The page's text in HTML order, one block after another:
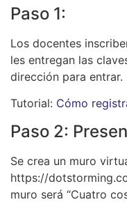
Paso 1:
Los docentes
les entregan las
dirección para entrar.
Tutorial: Cómo
Paso 2:
Se crea un muro
https://
muro será “Cuatro